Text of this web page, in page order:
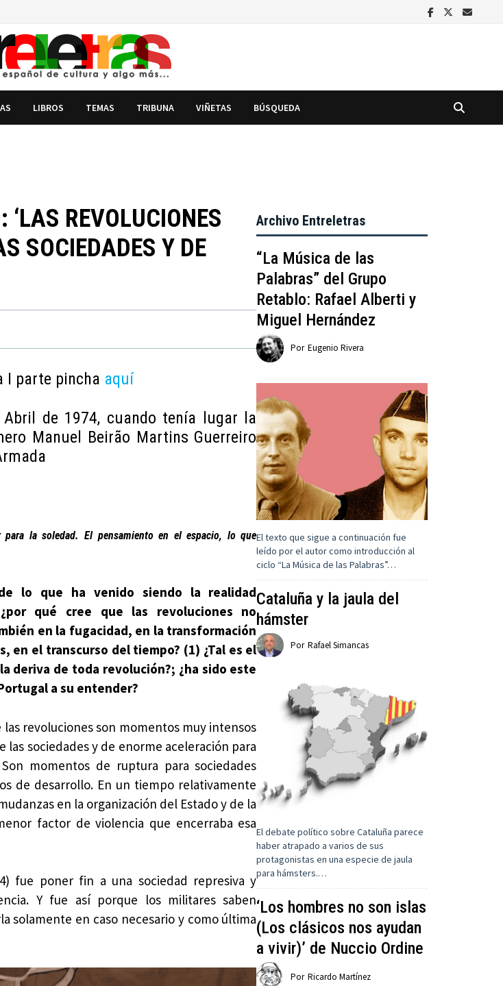
LIBROS TEMAS TRIBUNA VIÑETAS BÚSQUEDA
REVOLUCIONES
SOCIEDADES Y DE
I parte pincha aquí
Abril de 1974, cuando tenía lugar la
Manuel Beirão Martins Guerreiro
para la soledad. El pensamiento en el espacio, lo que
lo que ha venido siendo la realidad
qué cree que las revoluciones no
en la fugacidad, en la transformación
en el transcurso del tiempo? (1) ¿Tal es el
deriva de toda revolución?; ¿ha sido este
a su entender?
las revoluciones son momentos muy intensos
las sociedades y de enorme aceleración para
momentos de ruptura para sociedades
de desarrollo. En un tiempo relativamente
en la organización del Estado y de la
factor de violencia que encerraba esa
fue poner fin a una sociedad represiva y
Y fue así porque los militares saben
solamente en caso necesario y como última
Archivo Entreletras
“La Música de las
Palabras” del Grupo
Retablo: Rafael Alberti y
Miguel Hernández
Por Eugenio Rivera
El texto que sigue a continuación fue
leído por el autor como introducción al
ciclo “La Música de las Palabras”…
Cataluña y la jaula del
hámster
Por Rafael Simancas
El debate político sobre Cataluña parece
haber atrapado a varios de sus
protagonistas en una especie de jaula
para hámsters.…
‘Los hombres no son islas
(Los clásicos nos ayudan
a vivir)’ de Nuccio Ordine
Por Ricardo Martínez